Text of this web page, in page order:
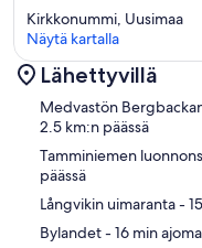
stay.
✔ Walk-In Shower
✔ Vanity
✔ Mirror
✔ Toilet
✔ Towels
✔ Hair Dryer
✔ Essential Toiletries
★ SAUNA ★
What would a Finnish villa
Kirkkonummi, Uusimaa
Näytä kartalla
Lähettyvillä
Medvastön
2.5 km:n päässä
Tamminiemen
päässä
Långvikin uimaranta-
Bylandet- 16 min